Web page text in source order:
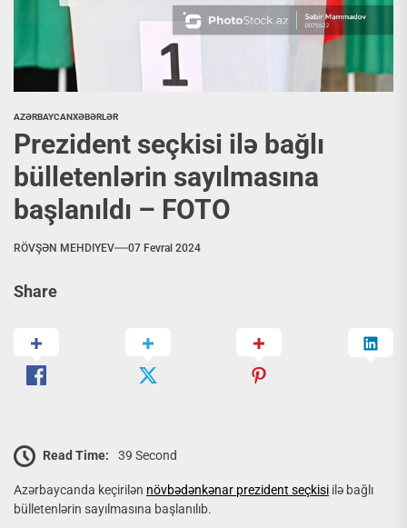
AZƏRBAYCANXƏBƏRLƏR
Prezident seçkisi ilə bağlı
bülletenlərin sayılmasına
başlanıldı – FOTO
RÖVŞƏN MEHDIYEV 07 Fevral 2024
Share
Read Time: 39 Second
Azərbaycanda keçirilən növbədənkənar prezident seçkisi ilə bağlı
bülletenlərin sayılmasına başlanılıb.